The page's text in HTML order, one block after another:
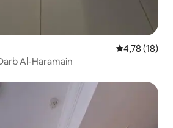
Note
4,78 (18)
Al-Haramain